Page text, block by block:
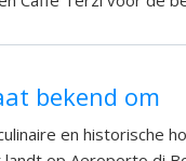
bekend om
en historische